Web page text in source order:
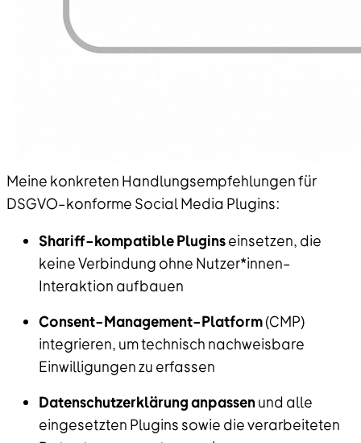
Meine konkreten Handlungsempfehlungen für
DSGVO–konforme Social Media Plugins:
Shariff–kompatible Pluginseinsetzen, die
keine Verbindung ohne Nutzer*innen–
Interaktion aufbauen
Consent–Management–Platform(CMP)
integrieren, um technisch nachweisbare
Einwilligungen zu erfassen
Datenschutzerklärung anpassenund alle
eingesetzten Plugins sowie die verarbeiteten